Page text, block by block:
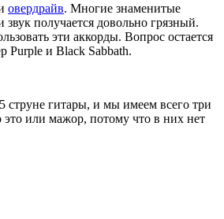
овердрайв. Многие знаменитые
получается довольно грязный.
эти аккорды. Вопрос остается
Purple и Black Sabbath.
струне гитары, и мы имеем всего три
это или мажор, потому что в них нет